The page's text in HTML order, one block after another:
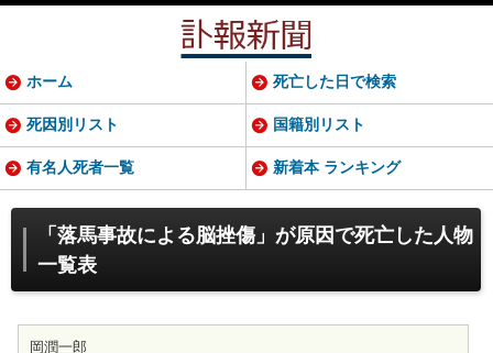
「落馬事故による脳挫傷」が原因で死亡した人物
一覧表
岡潤一郎
ホーム 死亡した日で検索
死因別リスト 国籍別リスト
有名人死者一覧 新着本 ランキング